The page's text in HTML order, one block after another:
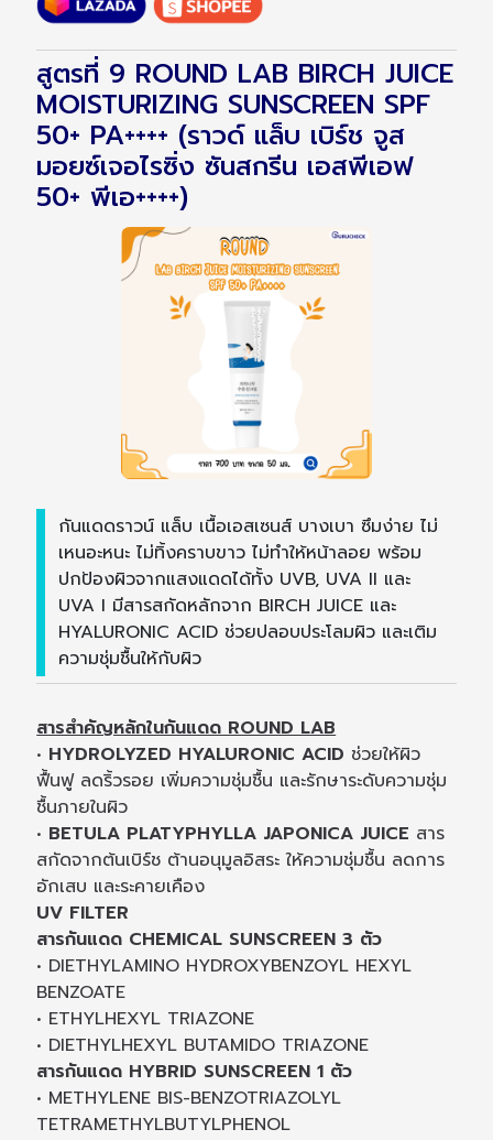
สูตรที่ 9 ROUND LAB BIRCH JUICE
MOISTURIZING SUNSCREEN SPF
50+ PA++++ (ราวด์ แล็บ เบิร์ช จูส
มอยซ์เจอไรซิ่ง ซันสกรีน เอสพีเอฟ
50+ พีเอ++++)
กันแดดราวน์ แล็บ เนื้อเอสเซนส์ บางเบา ซึมง่าย ไม่
เหนอะหนะ ไม่ทิ้งคราบขาว ไม่ทำให้หน้าลอย พร้อม
ปกป้องผิวจากแสงแดดได้ทั้ง UVB, UVA II และ
UVA I มีสารสกัดหลักจาก BIRCH JUICE และ
HYALURONIC ACID ช่วยปลอบประโลมผิว และเติม
ความชุ่มชื้นให้กับผิว
สารสำคัญหลักในกันแดด ROUND LAB
• HYDROLYZED HYALURONIC ACID ช่วยให้ผิว
ฟื้นฟู ลดริ้วรอย เพิ่มความชุ่มชื้น และรักษาระดับความชุ่ม
ชื้นภายในผิว
• BETULA PLATYPHYLLA JAPONICA JUICE สาร
สกัดจากต้นเบิร์ช ต้านอนุมูลอิสระ ให้ความชุ่มชื้น ลดการ
อักเสบ และระคายเคือง
UV FILTER
สารกันแดด CHEMICAL SUNSCREEN 3 ตัว
• DIETHYLAMINO HYDROXYBENZOYL HEXYL
BENZOATE
• ETHYLHEXYL TRIAZONE
• DIETHYLHEXYL BUTAMIDO TRIAZONE
สารกันแดด HYBRID SUNSCREEN 1 ตัว
• METHYLENE BIS-BENZOTRIAZOLYL
TETRAMETHYLBUTYLPHENOL